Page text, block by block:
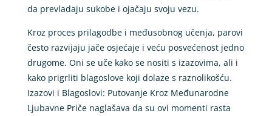
da prevladaju sukobe i ojačaju svoju vezu.
Kroz proces prilagodbe i međusobnog učenja, parovi
često razvijaju jače osjećaje i veću posvećenost jedno
drugome. Oni se uče kako se nositi s izazovima, ali i
kako prigrliti blagoslove koji dolaze s raznolikošću.
Izazovi i Blagoslovi: Putovanje Kroz Međunarodne
Ljubavne Priče naglašava da su ovi momenti rasta